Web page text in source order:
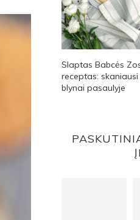
Slaptas Babcės
receptas: skaniausi
blynai pasaulyje